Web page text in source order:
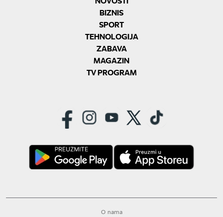
BIZNIS
SPORT
TEHNOLOGIJA
ZABAVA
MAGAZIN
TV PROGRAM
O nama